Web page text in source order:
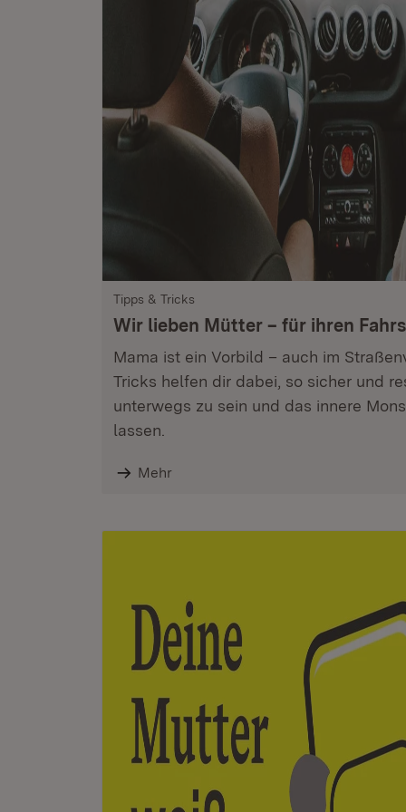
Tipps & Tricks
Wir lieben Mütter – für ihren
Mama ist ein Vorbild – auch im
Tricks helfen dir dabei, so sicher und
unterwegs zu sein und das innere
lassen.
Mehr